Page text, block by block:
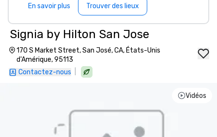
En savoir plus Trouver des lieux
Signia by Hilton San Jose
170 S Market Street, San José, CA, États-Unis
d'Amérique, 95113
Contactez-nous
Vidéos